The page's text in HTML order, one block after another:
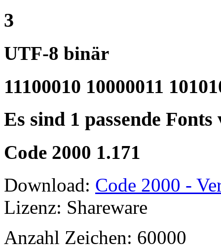
3
UTF-8 binär
11100010 10000011
Es sind 1 passende
Code 2000 1.171
Download: Code 2000 -
Lizenz: Shareware
Anzahl Zeichen: 60000